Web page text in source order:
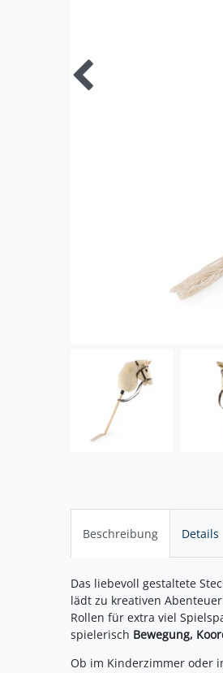
Beschreibung Details
Das liebevoll gestaltete
lädt zu kreativen
Rollen für extra viel
spielerisch Bewegung,
Ob im Kinderzimmer oder